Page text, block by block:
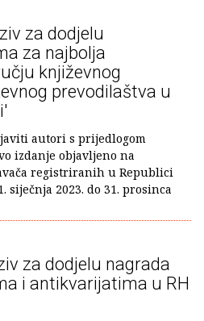
za dodjelu
za najbolja
književnog
prevodilaštva u
autori s prijedlogom
izdanje objavljeno na
registriranih u Republici
siječnja 2023. do 31. prosinca
za dodjelu nagrada
i antikvarijatima u RH